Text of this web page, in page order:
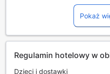
Pokaż
Regulamin hotelowy w
Dzieci i dostawki